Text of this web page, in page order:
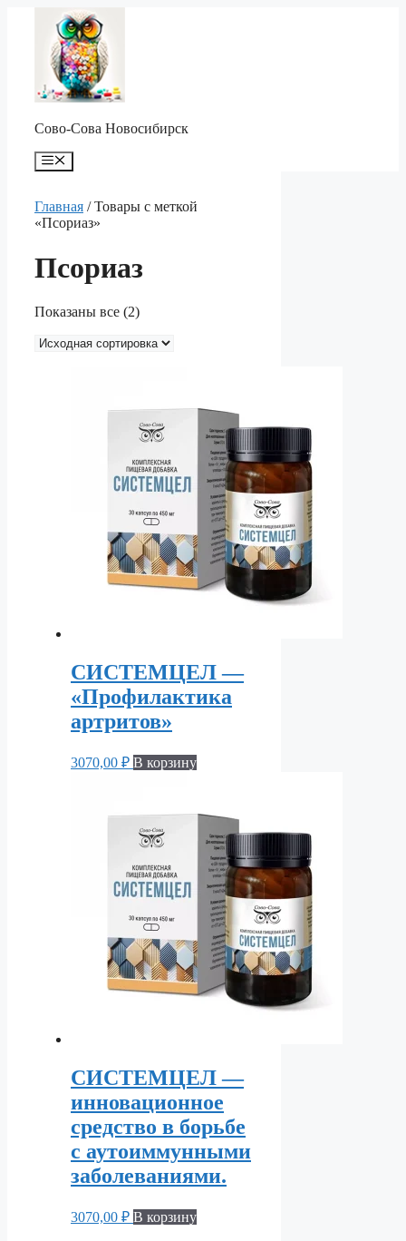
содержимому
Сово-Сова Новосибирск
Меню
Главная / Товары с меткой
«Псориаз»
Псориаз
Показаны все (2)
СИСТЕМЦЕЛ —
«Профилактика
артритов»
3070,00 ₽ В корзину
СИСТЕМЦЕЛ —
инновационное
средство в борьбе
с аутоиммунными
заболеваниями.
3070,00 ₽ В корзину